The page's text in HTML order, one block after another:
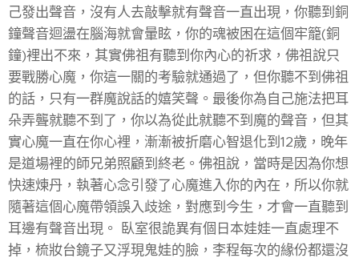
己發出聲音，沒有人去敲擊就有聲音一直出現，你聽到銅
鐘聲音迴盪在腦海就會暈眩，你的魂被困在這個牢籠(銅
鐘)裡出不來，其實佛祖有聽到你內心的祈求，佛祖說只
要戰勝心魔，你這一關的考驗就通過了，但你聽不到佛祖
的話，只有一群魔說話的嬉笑聲。最後你為自己施法把耳
朵弄聾就聽不到了，你以為從此就聽不到魔的聲音，但其
實心魔一直在你心裡，漸漸被折磨心智退化到12歲，晚年
是道場裡的師兄弟照顧到終老。佛祖說，當時是因為你想
快速煉丹，執著心念引發了心魔進入你的內在，所以你就
隨著這個心魔帶領誤入歧途，對應到今生，才會一直聽到
耳邊有聲音出現。 臥室很詭異有個日本娃娃一直處理不
掉，梳妝台鏡子又浮現鬼娃的臉，李程每次的緣份都還沒